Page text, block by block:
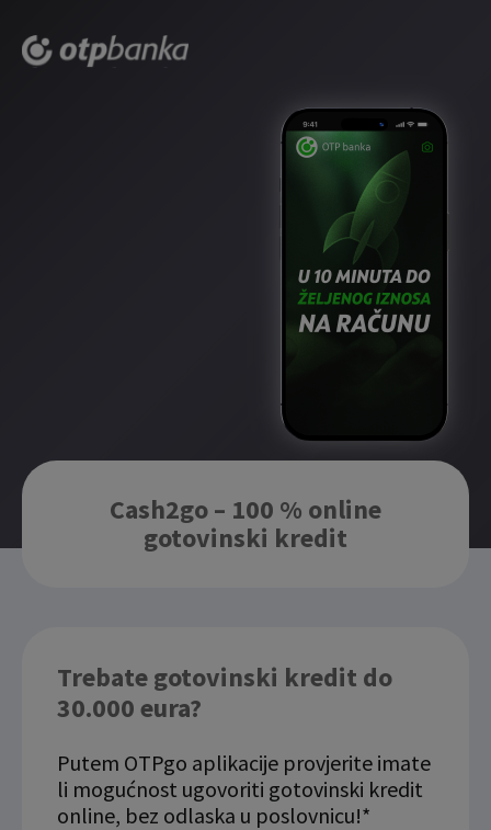
Cash2go – 100 % online
gotovinski kredit
Trebate gotovinski kredit do
30.000 eura?
Putem OTPgo aplikacije provjerite imate
li mogućnost ugovoriti gotovinski kredit
online, bez odlaska u poslovnicu!*